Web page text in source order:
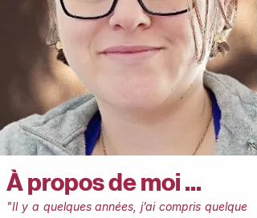
À propos de moi ...
"Il y a quelques années, j’ai compris quelque